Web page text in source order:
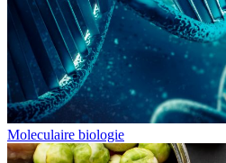
Moleculaire biologie